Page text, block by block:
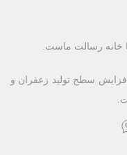
خانه رسالت ماست.
سطح تولید زعفران و